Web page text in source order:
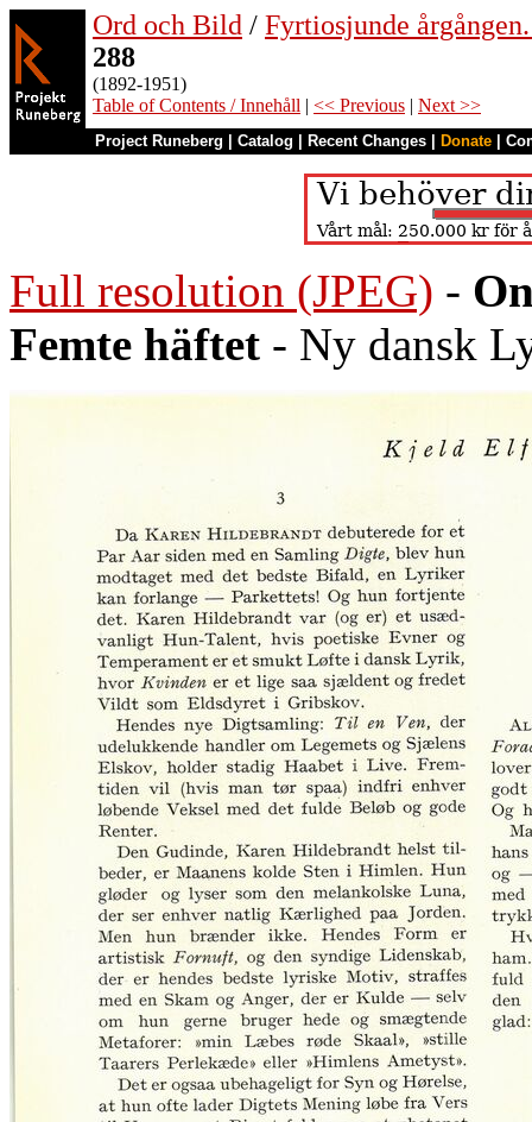
Ord och Bild / Fyrtiosjunde
288
(1892-1951)
Table of Contents / Innehåll | << Previous | Next >>
Project Runeberg Catalog Recent Changes Donate
Full resolution (JPEG) -
Femte häftet - Ny dansk